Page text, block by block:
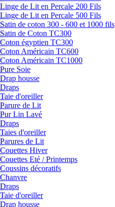
Linge de Lit en Percale 200 Fils
Linge de Lit en Percale 500 Fils
Satin de coton 300 - 600 et 1000 fils
Satin de Coton TC300
Coton égyptien TC300
Coton Américain TC600
Coton Américain TC1000
Pure Soie
Drap housse
Draps
Taie d'oreiller
Parure de Lit
Pur Lin Lavé
Draps
Taies d'oreiller
Parures de Lit
Couettes Hiver
Couettes Eté / Printemps
Coussins décoratifs
Chanvre
Draps
Taie d'oreiller
Drap housse